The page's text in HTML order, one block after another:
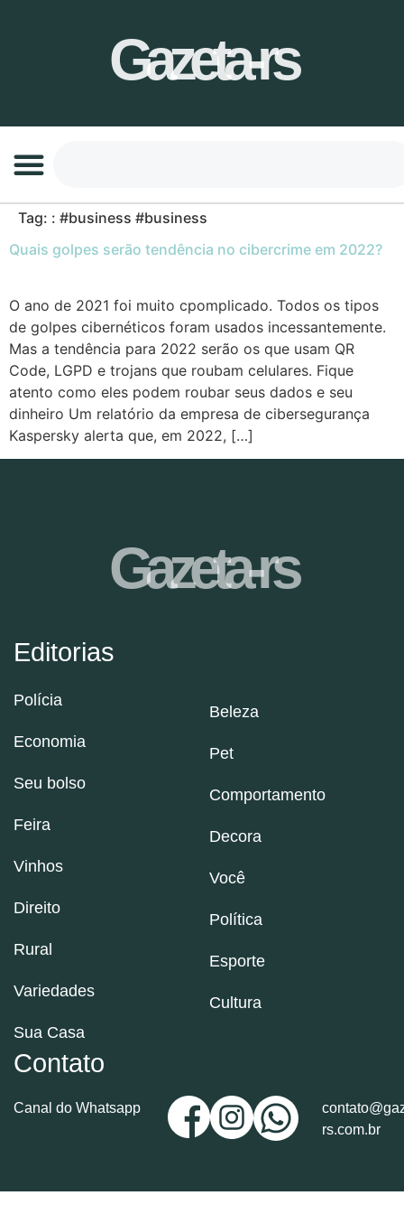
Gazeta-rs
Tag: : #business #business
Quais golpes serão tendência no cibercrime em 2022?
O ano de 2021 foi muito cpomplicado. Todos os tipos
de golpes cibernéticos foram usados incessantemente.
Mas a tendência para 2022 serão os que usam QR
Code, LGPD e trojans que roubam celulares. Fique
atento como eles podem roubar seus dados e seu
dinheiro Um relatório da empresa de cibersegurança
Kaspersky alerta que, em 2022, […]
Editorias
Polícia
Economia
Seu bolso
Feira
Vinhos
Direito
Rural
Variedades
Sua Casa
Beleza
Pet
Comportamento
Decora
Você
Política
Esporte
Cultura
Contato
Canal do Whatsapp
rs.com.br
Gazeta-rs